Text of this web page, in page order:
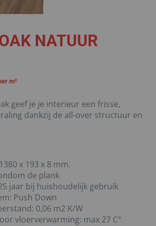
NATUUR
m²
geef je je interieur een frisse,
dankzij de all-over structuur en
x 193 x 8 mm.
de plank
jaar bij huishoudelijk gebruik
Push Down
0,06 m2 K/W
vloerverwarming: max 27 C°